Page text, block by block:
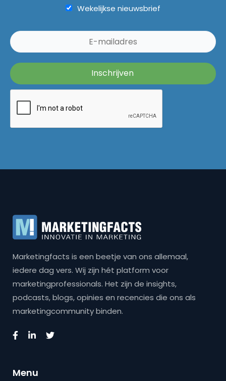
Wekelijkse nieuwsbrief
Marketingfacts is een beetje van ons allemaal,
iedere dag vers. Wij zijn hét platform voor
marketingprofessionals. Het zijn de insights,
podcasts, blogs, opinies en recencies die ons als
marketingcommunity binden.
Menu